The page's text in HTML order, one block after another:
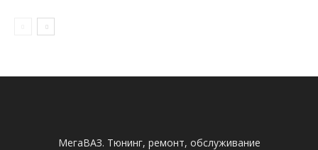
МегаВАЗ. Тюнинг, ремонт, обслуживание